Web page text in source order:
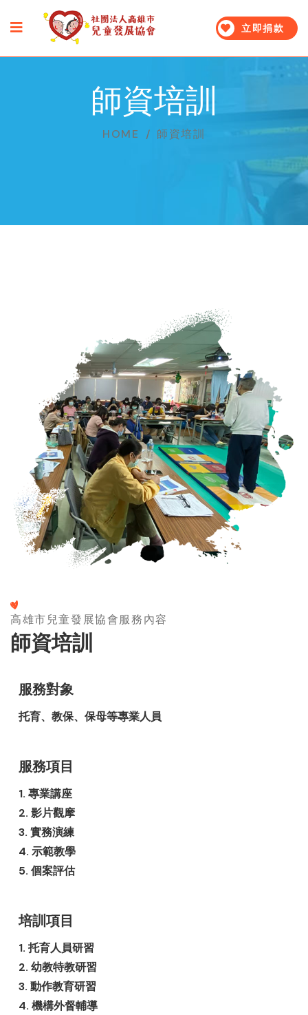
立即捐款
師資培訓
HOME / 師資培訓
高雄市兒童發展協會服務內容
師資培訓
服務對象
托育、教保、保母等專業人員
服務項目
1. 專業講座
2. 影片觀摩
3. 實務演練
4. 示範教學
5. 個案評估
培訓項目
1. 托育人員研習
2. 幼教特教研習
3. 動作教育研習
4. 機構外督輔導